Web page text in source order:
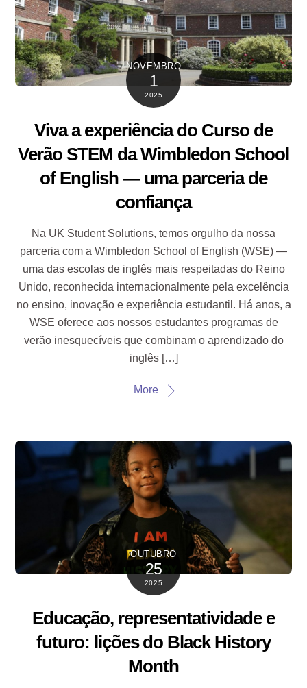
NOVEMBRO
1
2025
Viva a experiência do Curso de
Verão STEM da Wimbledon School
of English — uma parceria de
confiança
Na UK Student Solutions, temos orgulho da nossa
parceria com a Wimbledon School of English (WSE) —
uma das escolas de inglês mais respeitadas do Reino
Unido, reconhecida internacionalmente pela excelência
no ensino, inovação e experiência estudantil. Há anos, a
WSE oferece aos nossos estudantes programas de
verão inesquecíveis que combinam o aprendizado do
inglês […]
More
OUTUBRO
25
2025
Educação, representatividade e
futuro: lições do Black History
Month